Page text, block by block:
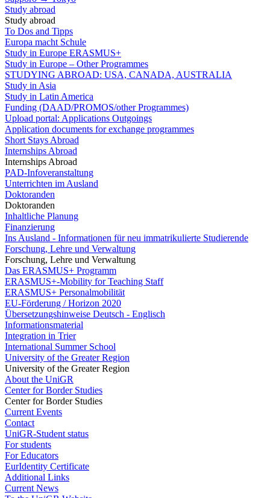
Study abroad
Study abroad
To Dos and Tipps
Europa macht Schule
Study in Europe ERASMUS+
Study in Europe – Other Programmes
STUDYING ABROAD: USA, CANADA, AUSTRALIA
Study in Asia
Study in Latin America
Funding (DAAD/PROMOS/other Programmes)
Upload portal: Applications Outgoings
Application documents for exchange programmes
Short Stays Abroad
Internships Abroad
Internships Abroad
PAD-Infoveranstaltung
Unterrichten im Ausland
Doktoranden
Doktoranden
Inhaltliche Planung
Finanzierung
Ins Ausland - Informationen für neu immatrikulierte Studierende
Forschung, Lehre und Verwaltung
Forschung, Lehre und Verwaltung
Das ERASMUS+ Programm
ERASMUS+-Mobility for Teaching Staff
ERASMUS+ Personalmobilität
EU-Förderung / Horizon 2020
Übersetzungshinweise Deutsch - Englisch
Informationsmaterial
Integration in Trier
International Summer School
University of the Greater Region
University of the Greater Region
About the UniGR
Center for Border Studies
Center for Border Studies
Current Events
Contact
UniGR-Student status
For students
For Educators
EurIdentity Certificate
Additional Links
Current News